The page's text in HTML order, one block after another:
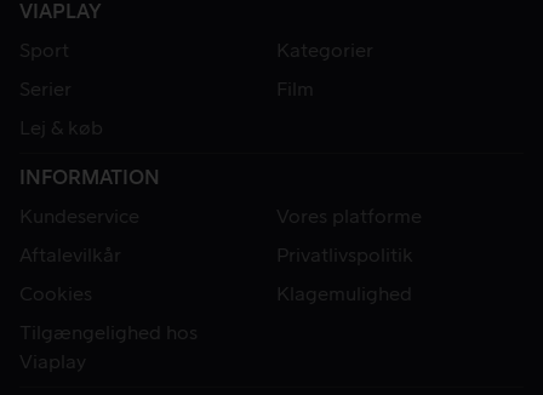
VIAPLAY
Sport
Kategorier
Serier
Film
Lej & køb
INFORMATION
Kundeservice
Vores platforme
Aftalevilkår
Privatlivspolitik
Cookies
Klagemulighed
Tilgængelighed hos
Viaplay